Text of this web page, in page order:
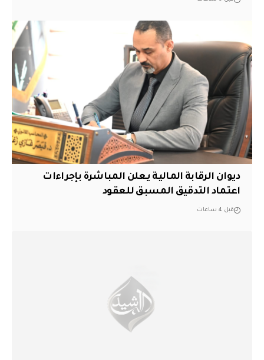
ديوان الرقابة المالية يعلن المباشرة بإجراءات
اعتماد التدقيق المسبق للعقود
قبل 4 ساعات